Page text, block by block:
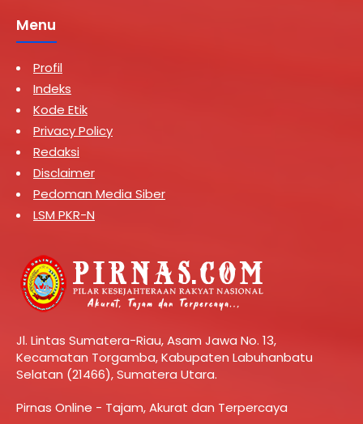
Menu
Profil
Indeks
Kode Etik
Privacy Policy
Redaksi
Disclaimer
Pedoman Media Siber
LSM PKR-N
Jl. Lintas Sumatera-Riau, Asam Jawa No. 13,
Kecamatan Torgamba, Kabupaten Labuhanbatu
Selatan (21466), Sumatera Utara.
Pirnas Online - Tajam, Akurat dan Terpercaya